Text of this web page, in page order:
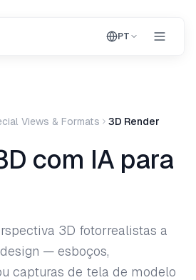
PT
Views & Formats 3D Render
com IA para
3D fotorrealistas a
— esboços,
capturas de tela de modelo